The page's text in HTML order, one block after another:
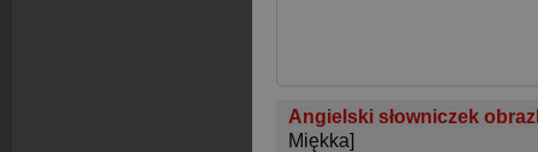
Angielski słowniczek
Miękka]